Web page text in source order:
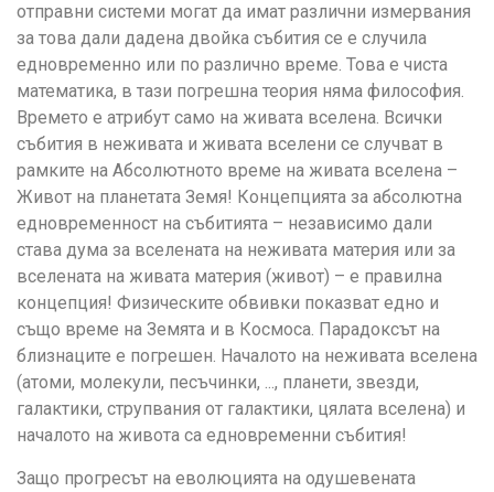
отправни системи могат да имат различни измервания
за това дали дадена двойка събития се е случила
едновременно или по различно време. Това е чиста
математика, в тази погрешна теория няма философия.
Времето е атрибут само на живата вселена. Всички
събития в неживата и живата вселени се случват в
рамките на Абсолютното време на живата вселена –
Живот на планетата Земя! Концепцията за абсолютна
едновременност на събитията – независимо дали
става дума за вселената на неживата материя или за
вселената на живата материя (живот) – е правилна
концепция! Физическите обвивки показват едно и
също време на Земята и в Космоса. Парадоксът на
близнаците е погрешен. Началото на неживата вселена
(атоми, молекули, песъчинки, ..., планети, звезди,
галактики, струпвания от галактики, цялата вселена) и
началото на живота са едновременни събития!
Защо прогресът на еволюцията на одушевената